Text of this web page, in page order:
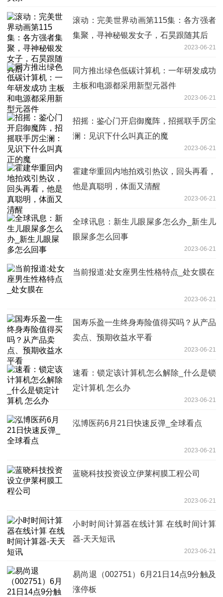
滚动：完美世界动画第115集：各方强者
集聚，寻神秘银发女子，石昊跟随其后
2023-06-21
同方推出绿色低碳计算机：一年研发成功
主板和电源都采用新型元器件
2023-06-21
招摇：鉴心门开启御魔阵，招摇联手厉尘
澜：见识下什么叫真正的魔
2023-06-21
霍建华重回内地拍戏引热议，回头再看，
他是真聪明，体面又清醒
2023-06-21
全球讯息：新生儿眼屎多怎么办_新生儿
眼屎多怎么回事
2023-06-21
当前报道:处女座男生性格特点_处女膜在
2023-06-21
国寿乐盈一生终身寿险值得买吗？从产品
卖点、预期收益水平看
2023-06-21
速看：锁定该计算机怎么解除_什么是锁
定计算机 怎么办
2023-06-21
泓博医药6月21日快速反弹_全球看点
2023-06-21
蓝晓科技投资设立伊莱柯膜工程公司
2023-06-21
小时时间计算器在线计算 在线时间计算
器-天天短讯
2023-06-21
易尚退（002751）6月21日14点9分触及
涨停板